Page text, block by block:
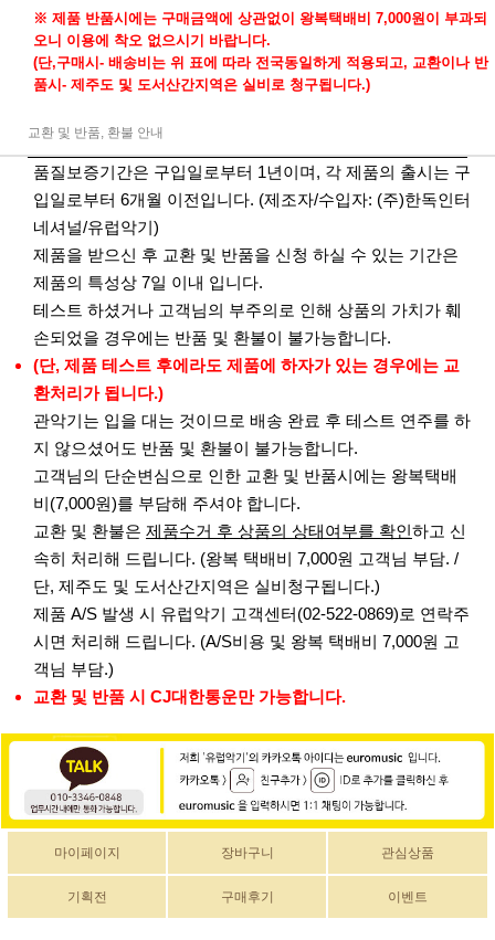
※ 제품 반품시에는 구매금액에 상관없이 왕복택배비 7,000원이 부과되
오니 이용에 착오 없으시기 바랍니다.
(단,구매시- 배송비는 위 표에 따라 전국동일하게 적용되고, 교환이나 반
품시- 제주도 및 도서산간지역은 실비로 청구됩니다.)
교환 및 반품, 환불 안내
품질보증기간은 구입일로부터 1년이며, 각 제품의 출시는 구
입일로부터 6개월 이전입니다. (제조자/수입자: (주)한독인터
네셔널/유럽악기)
제품을 받으신 후 교환 및 반품을 신청 하실 수 있는 기간은
제품의 특성상 7일 이내 입니다.
테스트 하셨거나 고객님의 부주의로 인해 상품의 가치가 훼
손되었을 경우에는 반품 및 환불이 불가능합니다.
(단, 제품 테스트 후에라도 제품에 하자가 있는 경우에는 교
환처리가 됩니다.)
관악기는 입을 대는 것이므로 배송 완료 후 테스트 연주를 하
지 않으셨어도 반품 및 환불이 불가능합니다.
고객님의 단순변심으로 인한 교환 및 반품시에는 왕복택배
비(7,000원)를 부담해 주셔야 합니다.
교환 및 환불은 제품수거 후 상품의 상태여부를 확인하고 신
속히 처리해 드립니다. (왕복 택배비 7,000원 고객님 부담. /
단, 제주도 및 도서산간지역은 실비청구됩니다.)
제품 A/S 발생 시 유럽악기 고객센터(02-522-0869)로 연락주
시면 처리해 드립니다. (A/S비용 및 왕복 택배비 7,000원 고
객님 부담.)
교환 및 반품 시 CJ대한통운만 가능합니다.
마이페이지 장바구니 관심상품
기획전 구매후기 이벤트